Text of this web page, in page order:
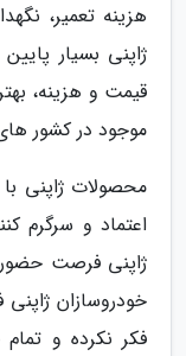
هزینه تعمیر،
ژاپنی بسیار
قیمت و هزینه،
موجود در کشور
محصولات ژاپنی
اعتماد و سرگرم
ژاپنی فرصت
خودروسازان ژاپنی
فکر نکرده و